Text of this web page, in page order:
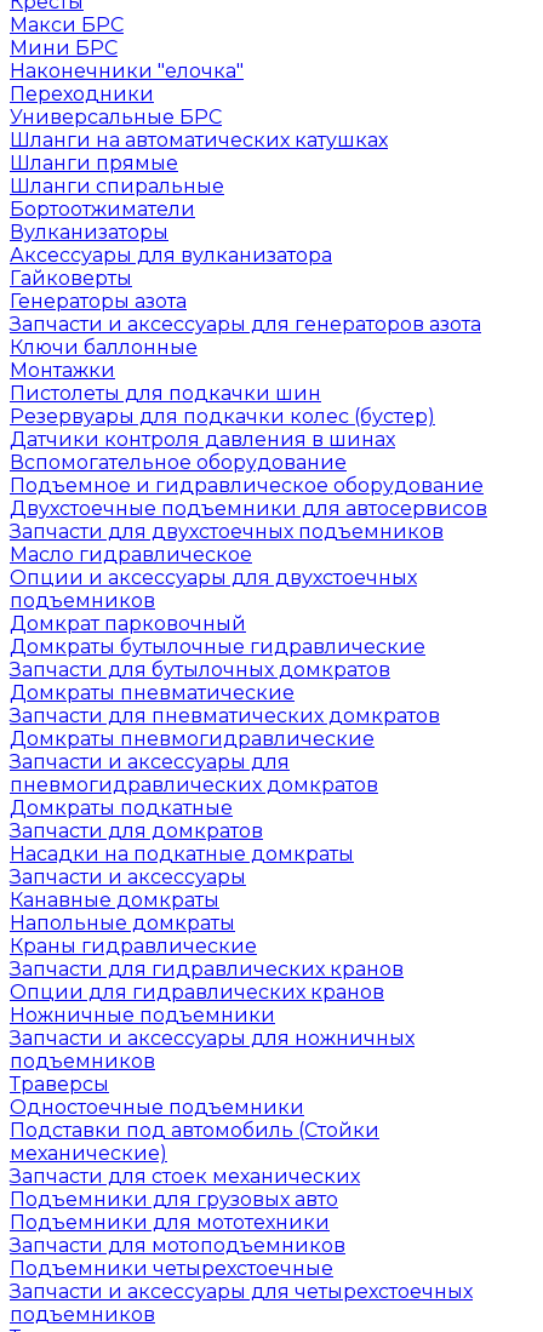
Макси БРС
Мини БРС
Наконечники "елочка"
Переходники
Универсальные БРС
Шланги на автоматических катушках
Шланги прямые
Шланги спиральные
Бортоотжиматели
Вулканизаторы
Аксессуары для вулканизатора
Гайковерты
Генераторы азота
Запчасти и аксессуары для генераторов азота
Ключи баллонные
Монтажки
Пистолеты для подкачки шин
Резервуары для подкачки колес (бустер)
Датчики контроля давления в шинах
Вспомогательное оборудование
Подъемное и гидравлическое оборудование
Двухстоечные подъемники для автосервисов
Запчасти для двухстоечных подъемников
Масло гидравлическое
Опции и аксессуары для двухстоечных
подъемников
Домкрат парковочный
Домкраты бутылочные гидравлические
Запчасти для бутылочных домкратов
Домкраты пневматические
Запчасти для пневматических домкратов
Домкраты пневмогидравлические
Запчасти и аксессуары для
пневмогидравлических домкратов
Домкраты подкатные
Запчасти для домкратов
Насадки на подкатные домкраты
Запчасти и аксессуары
Канавные домкраты
Напольные домкраты
Краны гидравлические
Запчасти для гидравлических кранов
Опции для гидравлических кранов
Ножничные подъемники
Запчасти и аксессуары для ножничных
подъемников
Траверсы
Одностоечные подъемники
Подставки под автомобиль (Стойки
механические)
Запчасти для стоек механических
Подъемники для грузовых авто
Подъемники для мототехники
Запчасти для мотоподъемников
Подъемники четырехстоечные
Запчасти и аксессуары для четырехстоечных
подъемников